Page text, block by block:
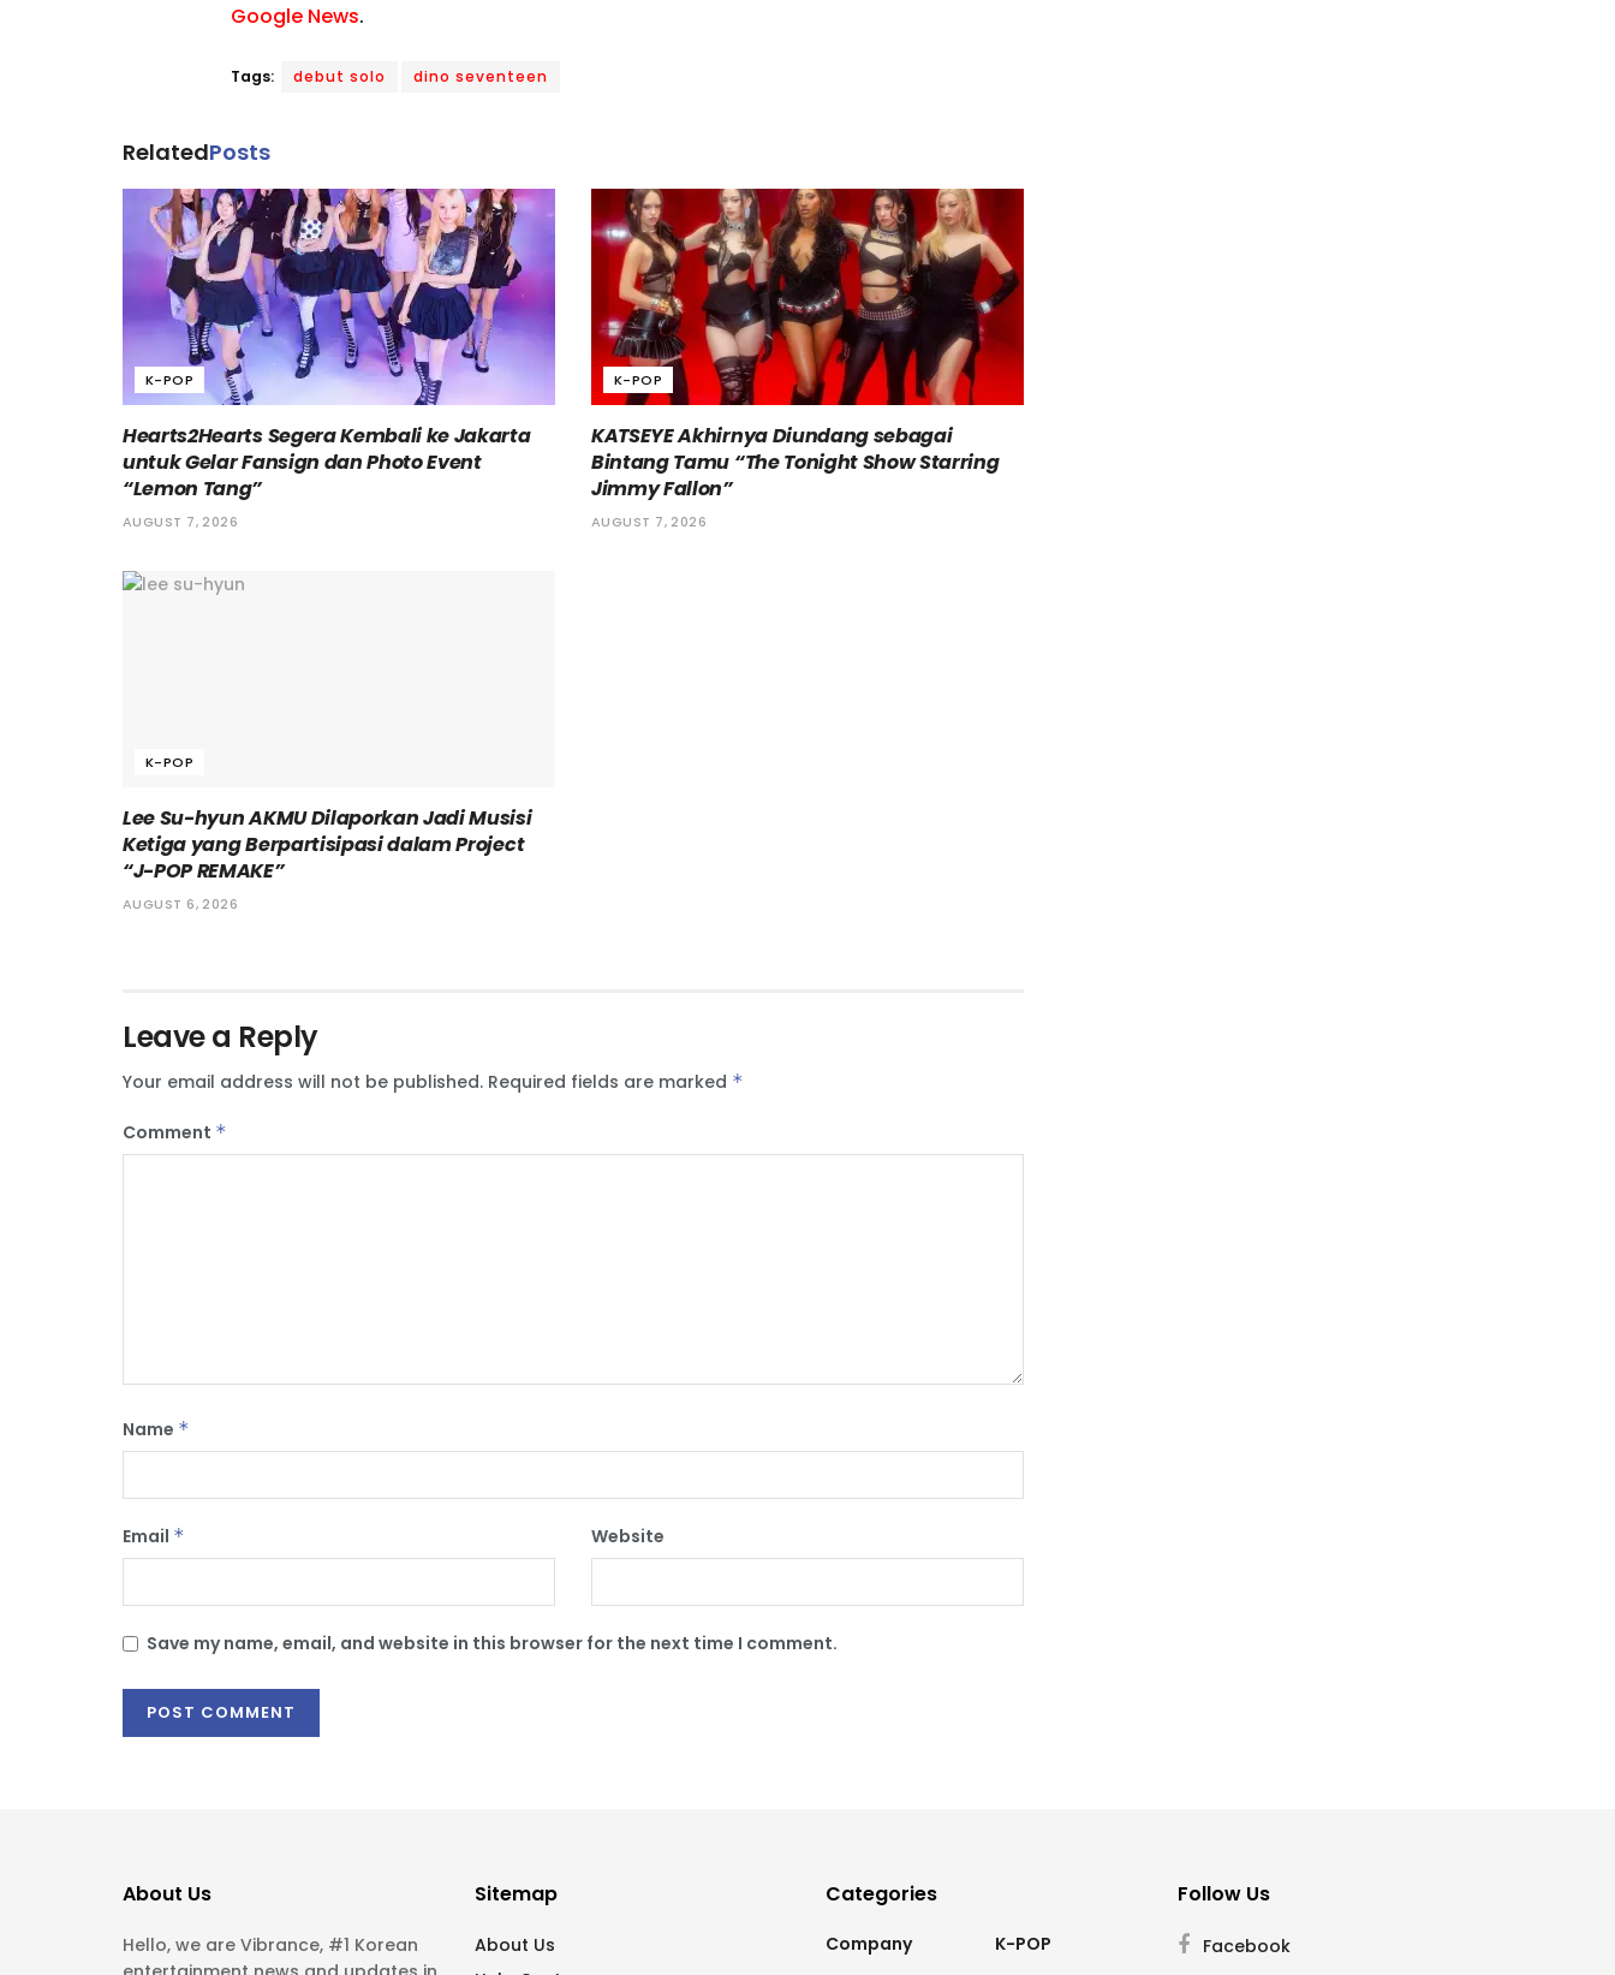
Google News.
Tags: debut solo dino seventeen
RelatedPosts
K-POP
Hearts2Hearts Segera Kembali ke Jakarta
untuk Gelar Fansign dan Photo Event
“Lemon Tang”
AUGUST 7, 2026
K-POP
KATSEYE Akhirnya Diundang sebagai
Bintang Tamu “The Tonight Show Starring
Jimmy Fallon”
AUGUST 7, 2026
K-POP
Lee Su-hyun AKMU Dilaporkan Jadi Musisi
Ketiga yang Berpartisipasi dalam Project
“J-POP REMAKE”
AUGUST 6, 2026
Leave a Reply
Your email address will not be published. Required fields are marked *
Comment *
Name *
Email * Website
Save my name, email, and website in this browser for the next time I comment.
About Us
Hello, we are Vibrance, #1 Korean
Sitemap
About Us
Categories
Company
K-POP
Follow Us
Facebook